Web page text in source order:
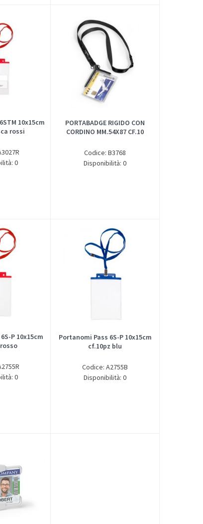
10x15cm
rossi
0
PORTABADGE RIGIDO CON
CORDINO MM.54X87 CF.10
Codice: B3768
Disponibilità: 0
P 10x15cm
0
Portanomi Pass 6S-P 10x15cm
cf.10pz blu
Codice: A2755B
Disponibilità: 0